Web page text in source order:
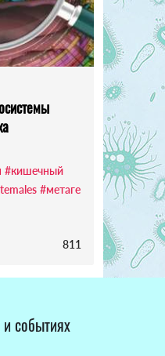
#кишечный
#метаге
811
событиях